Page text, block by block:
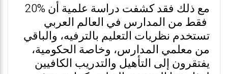
مع ذلك فقد كشفت دراسة علمية أن %20
فقط من المدارس في العالم العربي
تستخدم نظريات التعليم بالترفيه، والباقي
من معلمي المدارس، وخاصة الحكومية،
يفتقرون إلى التأهيل والتدريب الكافيين